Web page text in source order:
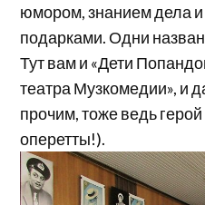
юмором, знанием дела
подарками. Одни
Тут вам и «Дети
театра Музкомедии», и
прочим, тоже ведь
оперетты!).